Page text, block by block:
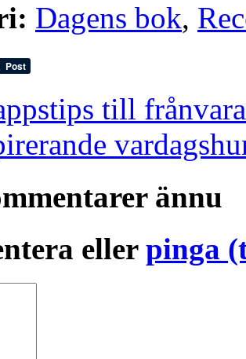
Dagens bok,
till
ännu
eller pinga